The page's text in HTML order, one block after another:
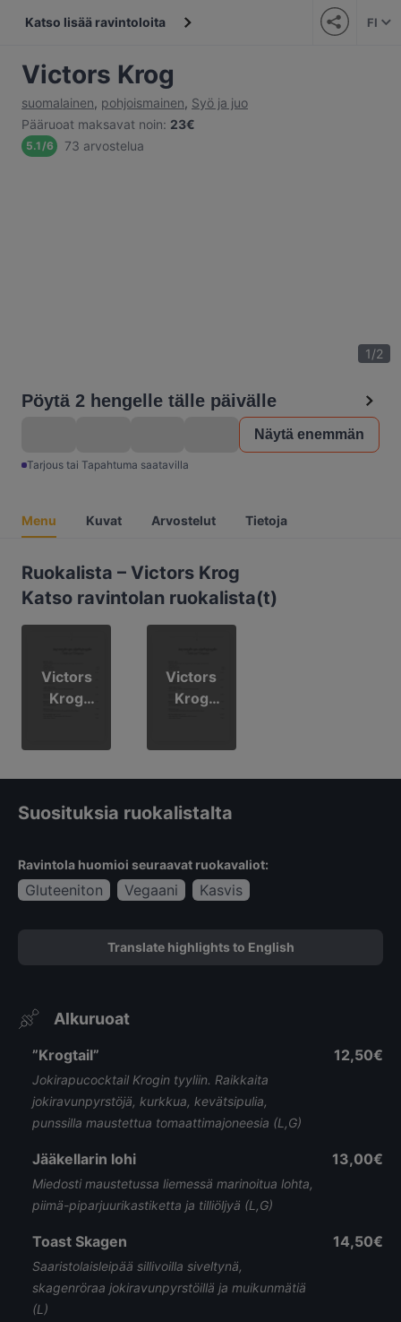
Katso lisää ravintoloita FI
Victors Krog
suomalainen, pohjoismainen, Syö ja juo
Pääruoat maksavat noin: 23€
5.1/6 73 arvostelua
1/2
Pöytä 2 hengelle tälle päivälle
Näytä enemmän
Tarjous tai Tapahtuma saatavilla
Menu Kuvat Arvostelut Tietoja
Ruokalista – Victors Krog
Katso ravintolan ruokalista(t)
Victors
Krog
Victors
Krog
Suosituksia ruokalistalta
Ravintola huomioi seuraavat ruokavaliot:
Gluteeniton Vegaani Kasvis
Translate highlights to English
Alkuruoat
”Krogtail”
Jokirapucocktail Krogin tyyliin. Raikkaita
jokiravunpyrstöjä, kurkkua, kevätsipulia,
punssilla maustettua tomaattimajoneesia (L,G)
12,50€
Jääkellarin lohi
Miedosti maustetussa liemessä marinoitua lohta,
piimä-piparjuurikastiketta ja tilliöljyä (L,G)
13,00€
Toast Skagen
Saaristolaisleipää sillivoilla siveltynä,
skagenröraa jokiravunpyrstöillä ja muikunmätiä
(L)
14,50€